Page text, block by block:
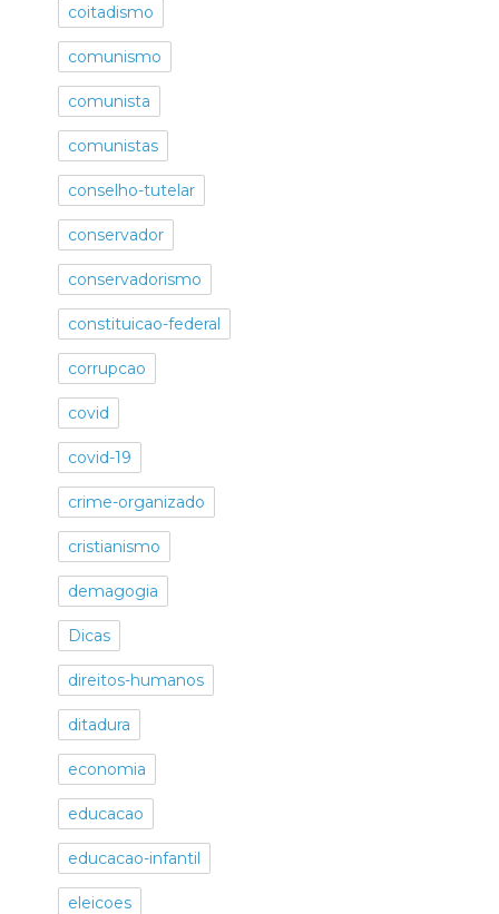
coitadismo
comunismo
comunista
comunistas
conselho-tutelar
conservador
conservadorismo
constituicao-federal
corrupcao
covid
covid-19
crime-organizado
cristianismo
demagogia
Dicas
direitos-humanos
ditadura
economia
educacao
educacao-infantil
eleicoes